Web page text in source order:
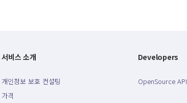
서비스 소개
개인정보 보호 컨설팅
가격
Developers
OpenSource API